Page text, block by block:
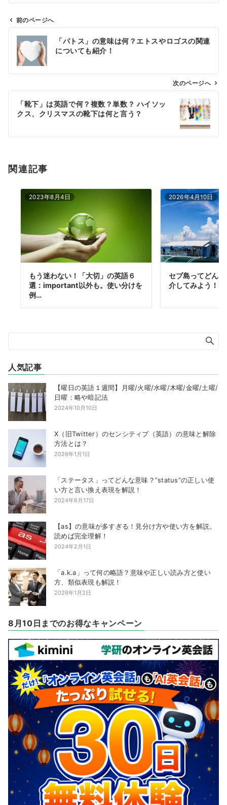
ン
前のページへ
「パトス」の意味は何？エトスやロゴスの関連
についても紹介！
次のページへ
「靴下」は英語で何？複数？単数？ ハイソッ
クス、クリスマスの靴下は何と言う？
関連記事
2023年8月4日
もう迷わない！「大切」の英語６
選：important以外も。使い分けを
例…
2026年4月10日
セブ島ってどん
介してみよう！
人気記事
【曜日の英語１週間】月曜/火曜/水曜/木曜/金曜/土曜/
日曜：略や暗記法
2024年10月10日
X（旧Twitter）のセンシティブ（英語）の意味と解除
方法とは？
2026年1月1日
「ステータス」ってどんな意味？”status”の正しい使
い方と言い換え表現を解説！
2024年6月17日
【as】の意味が多すぎる！見分け方や使い方を解説。
読めば完全理解！
2024年2月1日
「a.k.a」って何の略語？意味や正しい読み方と使い
方、類似表現も解説！
2026年1月2日
8月10日までのお得なキャンペーン